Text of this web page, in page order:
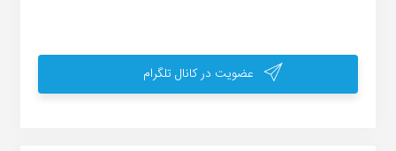
عضویت در کانال تلگرام